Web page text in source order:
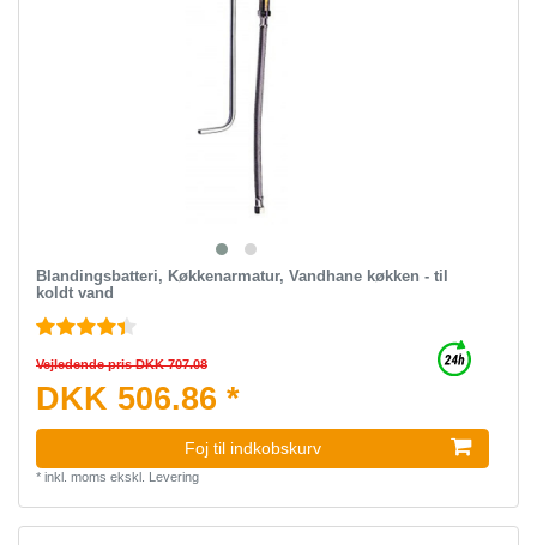
Blandingsbatteri, Køkkenarmatur, Vandhane køkken - til
koldt vand
Vejledende pris DKK 707.08
DKK 506.86 *
Foj til indkobskurv
* inkl. moms ekskl. Levering